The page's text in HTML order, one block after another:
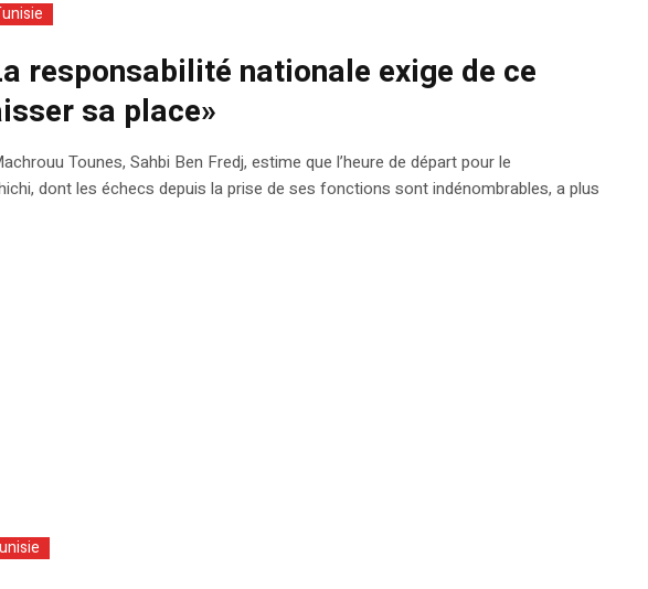
responsabilité nationale exige de ce
sa place»
Tounes, Sahbi Ben Fredj, estime que l’heure de départ pour le
dont les échecs depuis la prise de ses fonctions sont indénombrables, a plus